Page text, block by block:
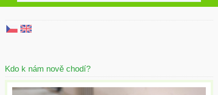
Kdo k nám nově chodí?